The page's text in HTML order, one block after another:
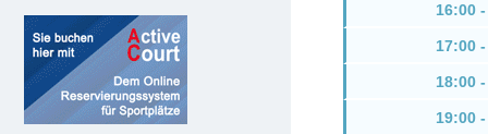
16:00
17:00
18:00
19:00